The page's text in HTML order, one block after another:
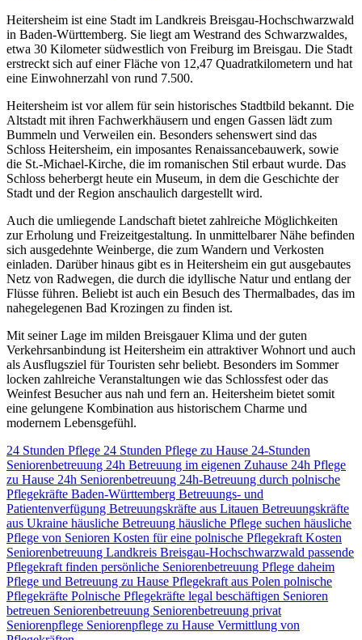
Heitersheim ist eine Stadt im Landkreis Breisgau-Hochschwarzwald
in Baden-Württemberg. Sie liegt am Westrand des Schwarzwaldes,
etwa 30 Kilometer südwestlich von Freiburg im Breisgau. Die Stadt
erstreckt sich auf einer Fläche von 12,47 Quadratkilometern und hat
eine Einwohnerzahl von rund 7.500.
Heitersheim ist vor allem für sein historisches Stadtbild bekannt. Die
Altstadt mit ihren Fachwerkhäusern und engen Gassen lädt zum
Bummeln und Verweilen ein. Besonders sehenswert sind das
Schloss Heitersheim, ein imposantes Renaissancebauwerk, sowie
die St.-Michael-Kirche, die im romanischen Stil erbaut wurde. Das
Schloss beherbergt heute ein Museum, in dem die Geschichte der
Stadt und der Region anschaulich dargestellt wird.
Auch die umliegende Landschaft bietet zahlreiche Möglichkeiten
zur Erholung und Freizeitgestaltung. In unmittelbarer Nähe befinden
sich ausgedehnte Weinberge, die zum Wandern und Verkosten
einladen. Darüber hinaus gibt es in Heitersheim ein gut ausgebautes
Netz von Radwegen, die durch die idyllische Natur und entlang der
Flüsse führen. Beliebt ist auch ein Besuch des Thermalbades, das im
nahegelegenen Bad Krozingen zu finden ist.
Mit seiner Lage im milden Breisgauer Klima und der guten
Verkehrsanbindung ist Heitersheim ein attraktiver Wohnort und auch
als Ausflugsziel für Touristen sehr beliebt. Besonders im Sommer
locken zahlreiche Veranstaltungen wie das Schlossfest oder das
Weinfest Besucher aus nah und fern an. Heitersheim bietet somit
eine gelungene Kombination aus historischem Charme und
modernem Lebensgefühl.
24 Stunden Pflege 24 Stunden Pflege zu Hause 24-Stunden
Seniorenbetreuung 24h Betreuung im eigenen Zuhause 24h Pflege
zu Hause 24h Seniorenbetreuung 24h-Betreuung durch polnische
Pflegekräfte Baden-Württemberg Betreuungs- und
Patientenverfügung Betreuungskräfte aus Litauen Betreuungskräfte
aus Ukraine häusliche Betreuung häusliche Pflege suchen häusliche
Pflege von Senioren Kosten für eine polnische Pflegekraft Kosten
Seniorenbetreuung Landkreis Breisgau-Hochschwarzwald passende
Pflegekraft finden persönliche Seniorenbetreuung Pflege daheim
Pflege und Betreuung zu Hause Pflegekraft aus Polen polnische
Pflegekräfte Polnische Pflegekräfte legal beschäftigen Senioren
betreuen Seniorenbetreuung Seniorenbetreuung privat
Seniorenpflege Seniorenpflege zu Hause Vermittlung von